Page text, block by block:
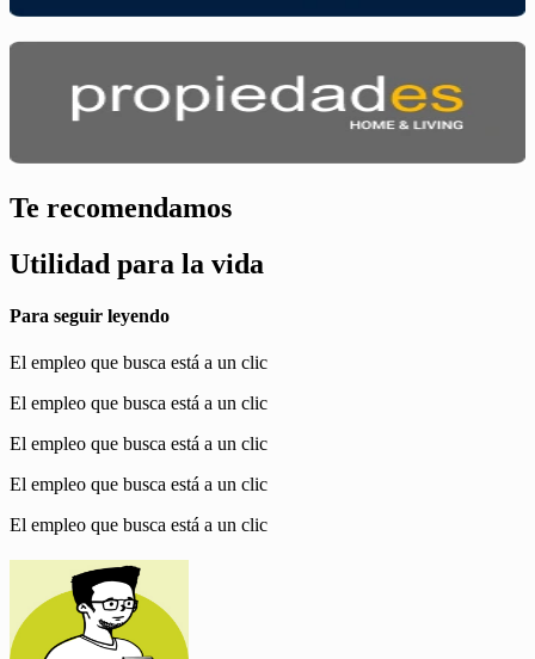
Te recomendamos
Utilidad para la vida
Para seguir leyendo
El empleo que busca está a un clic
El empleo que busca está a un clic
El empleo que busca está a un clic
El empleo que busca está a un clic
El empleo que busca está a un clic